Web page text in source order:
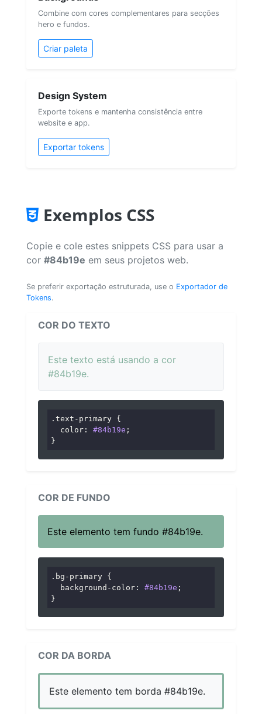
Combine com cores complementares para secções
hero e fundos.
Criar paleta
Design System
Exporte tokens e mantenha consistência entre
website e app.
Exportar tokens
Exemplos CSS
Copie e cole estes snippets CSS para usar a
cor #84b19e em seus projetos web.
Se preferir exportação estruturada, use o Exportador de
Tokens.
COR DO TEXTO
Este texto está usando a cor
#84b19e.
.text-primary {
color : #84b19e ;
}
COR DE FUNDO
Este elemento tem fundo #84b19e.
.bg-primary {
background-color : #84b19e ;
}
COR DA BORDA
Este elemento tem borda #84b19e.